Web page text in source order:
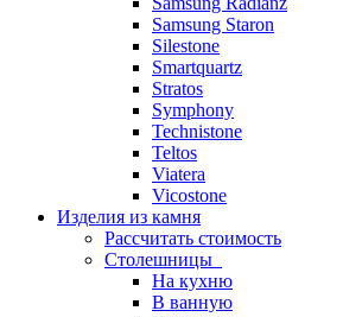
Samsung Staron
Silestone
Smartquartz
Stratos
Symphony
Technistone
Teltos
Viatera
Vicostone
Изделия из камня
Рассчитать стоимость
Столешницы
На кухню
В ванную